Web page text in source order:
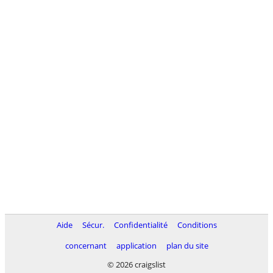
Aide Sécur. Confidentialité
Conditions
concernant
application
plan du site
© 2026 craigslist